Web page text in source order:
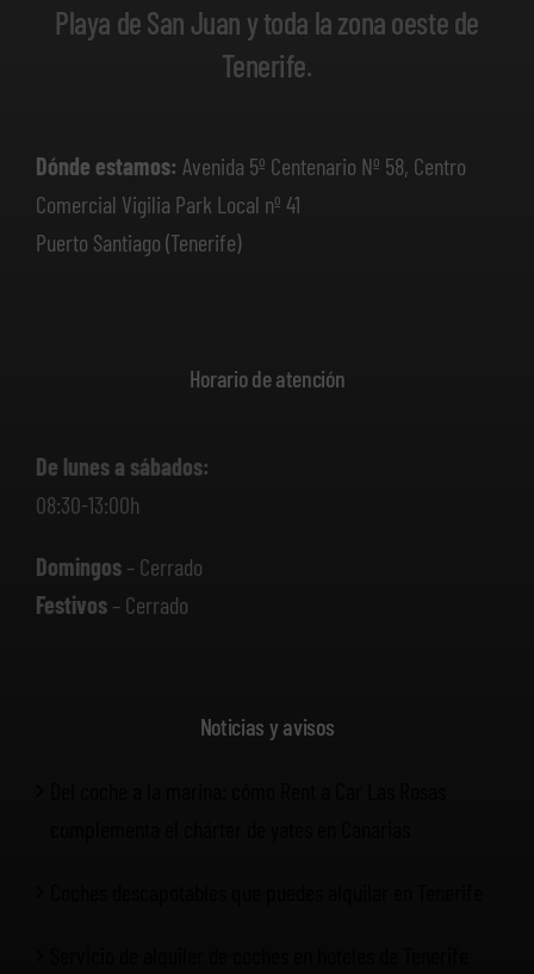
Playa de San Juan y toda la zona oeste de
Tenerife.
Dónde estamos: Avenida 5º Centenario Nº 58, Centro
Comercial Vigilia Park Local nº 41
Puerto Santiago (Tenerife)
Horario de atención
De lunes a sábados:
08:30-13:00h
Domingos– Cerrado
Festivos– Cerrado
Noticias y avisos